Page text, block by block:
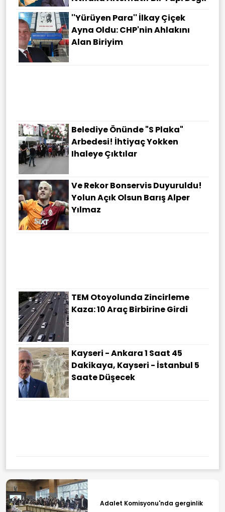
''Yürüyen Para'' İlkay Çiçek
Ayna Oldu: CHP'nin Ahlakını
Alan Biriyim
Belediye Önünde "S Plaka"
Arbedesi! İhtiyaç Yokken
Ihaleye Çıktılar
Ve Rekor Bonservis Duyuruldu!
Yolun Açık Olsun Barış Alper
Yılmaz
TEM Otoyolunda Zincirleme
Kaza: 10 Araç Birbirine Girdi
Kayseri - Ankara 1 Saat 45
Dakikaya, Kayseri - İstanbul 5
Saate Düşecek
Adalet Komisyonu'nda gerginlik